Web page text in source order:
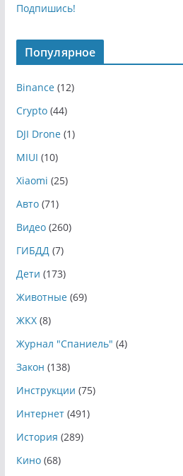
Подпишись!
Популярное
Binance(12)
Crypto(44)
DJI Drone(1)
MIUI (10)
Xiaomi (25)
Авто(71)
Видео(260)
ГИБДД(7)
Дети (173)
Животные(69)
ЖКХ(8)
Журнал "Спаниель" (4)
Закон (138)
Инструкции (75)
Интернет(491)
История (289)
Кино(68)